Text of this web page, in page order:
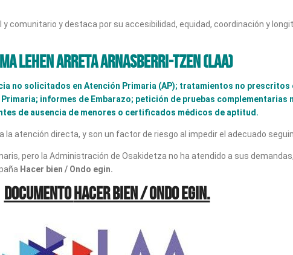
comunitario y destaca por su accesibilidad, equidad, coordinación y
Lehen Arreta Arnasberri-tzen (LAA)
no solicitados en Atención Primaria (AP); tratamientos no
informes de Embarazo; petición de pruebas complementarias
de ausencia de menores o certificados médicos de aptitud.
atención directa, y son un factor de riesgo al impedir el adecuado
pero la Administración de Osakidetza no ha atendido a sus
Hacer bien / Ondo egin.
Documento Hacer bien / Ondo egin.